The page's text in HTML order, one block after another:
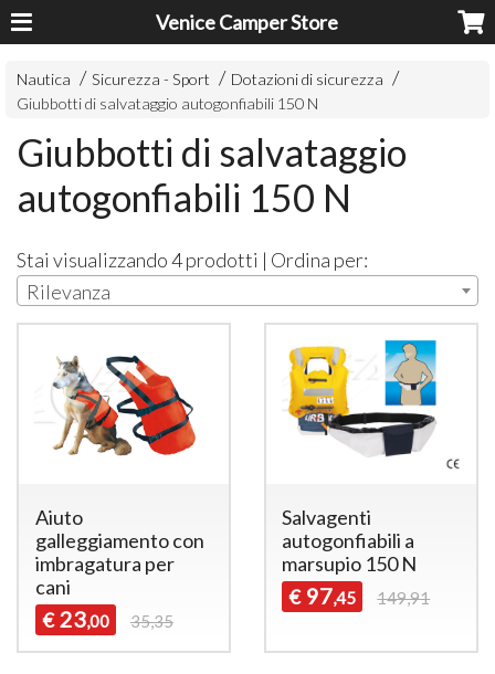
Venice Camper Store
Nautica Sicurezza - Sport
Dotazioni di sicurezza
Giubbotti di salvataggio autogonfiabili 150 N
Giubbotti di salvataggio
autogonfiabili 150 N
Stai visualizzando 4 prodotti | Ordina per:
Rilevanza
Aiuto
galleggiamento con
imbragatura per
cani
€ 23,00 35,35
Salvagenti
autogonfiabili a
marsupio 150 N
€ 97,45 149,91